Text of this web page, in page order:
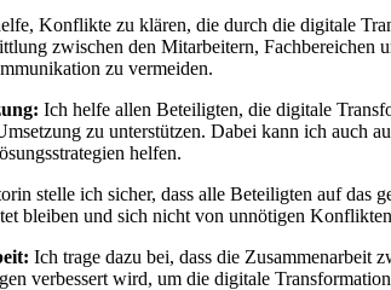
Konflikte zu klären, die durch die digitale
zwischen den Mitarbeitern, Fachbereichen
zu vermeiden.
Ich helfe allen Beteiligten, die digitale
zu unterstützen. Dabei kann ich auch
helfen.
stelle ich sicher, dass alle Beteiligten auf das
bleiben und sich nicht von unnötigen
Ich trage dazu bei, dass die Zusammenarbeit
verbessert wird, um die digitale